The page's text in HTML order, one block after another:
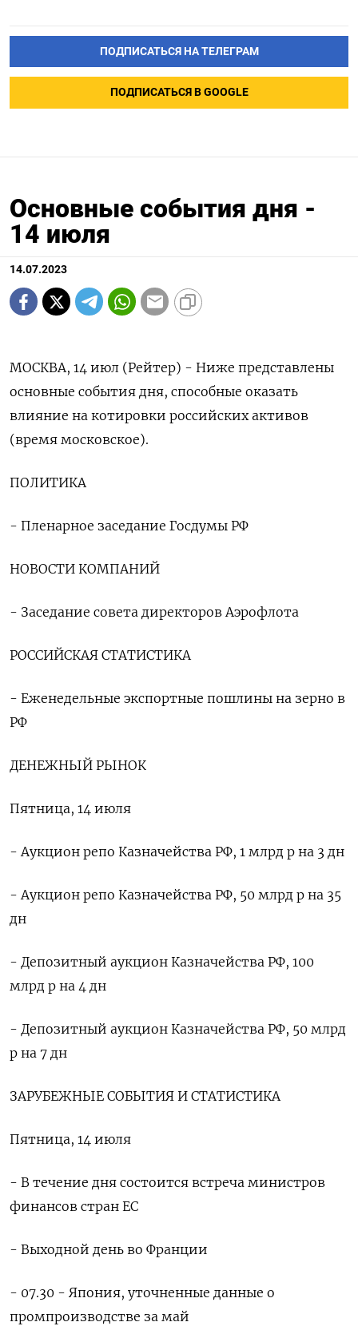
ПОДПИСАТЬСЯ НА ТЕЛЕГРАМ
ПОДПИСАТЬСЯ В GOOGLE
Основные события дня -
14 июля
14.07.2023
МОСКВА, 14 июл (Рейтер) - Ниже представлены
основные события дня, способные оказать
влияние на котировки российских активов
(время московское).
ПОЛИТИКА
- Пленарное заседание Госдумы РФ
НОВОСТИ КОМПАНИЙ
- Заседание совета директоров Аэрофлота
РОССИЙСКАЯ СТАТИСТИКА
- Еженедельные экспортные пошлины на зерно в
РФ
ДЕНЕЖНЫЙ РЫНОК
Пятница, 14 июля
- Аукцион репо Казначейства РФ, 1 млрд р на 3 дн
- Аукцион репо Казначейства РФ, 50 млрд р на 35
дн
- Депозитный аукцион Казначейства РФ, 100
млрд р на 4 дн
- Депозитный аукцион Казначейства РФ, 50 млрд
р на 7 дн
ЗАРУБЕЖНЫЕ СОБЫТИЯ И СТАТИСТИКА
Пятница, 14 июля
- В течение дня состоится встреча министров
финансов стран ЕС
- Выходной день во Франции
- 07.30 - Япония, уточненные данные о
промпроизводстве за май